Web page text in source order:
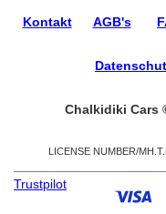
Kontakt AGB's
Chalkidiki Cars
LICENSE NUMBER/
Trustpilot